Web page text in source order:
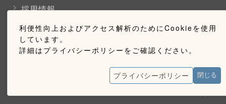
利便性向上およびアクセス解析のためにCookieを使用
しています。
詳細はプライバシーポリシーをご確認ください。
プライバシーポリシー 閉じる
採用情報
お問い合わせ
広告掲載のご案内